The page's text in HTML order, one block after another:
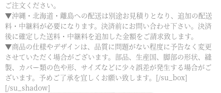
ご注文ください。
▼沖縄・北海道・離島への配送は別途お見積りとなり、追加の配送
料・中継料が必要になります。決済前にお問い合わせ下さい。決済
後に確定した送料・中継料を追加した金額をご請求致します。
▼商品の仕様やデザインは、品質に問題がない程度に予告なく変更
させていただく場合がございます。部品、生産国、脚部の形状、縫
製、カバー類の色や形、サイズなどに少々誤差が発生する場合がご
ざいます。予めご了承を宜しくお願い致します。[/su_box]
[/su_shadow]